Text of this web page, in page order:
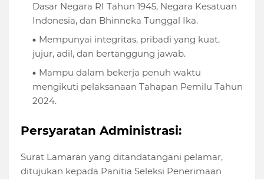
Dasar Negara RI Tahun 1945, Negara Kesatuan
Indonesia, dan Bhinneka Tunggal Ika.
Mempunyai integritas, pribadi yang kuat,
jujur, adil, dan bertanggung jawab.
Mampu dalam bekerja penuh waktu
mengikuti pelaksanaan Tahapan Pemilu Tahun
2024.
Persyaratan Administrasi:
Surat Lamaran yang ditandatangani pelamar,
ditujukan kepada Panitia Seleksi Penerimaan